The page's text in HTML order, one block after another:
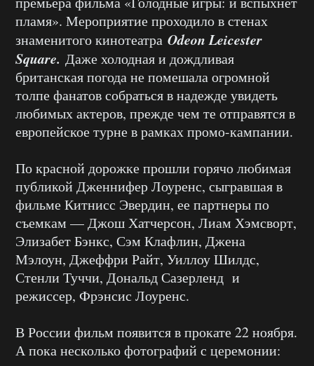
пламя». Мероприятие проходило в стенах
знаменитого кинотеатра Odeon Leicester
Square. Даже холодная и дождливая
британская погода не помешала огромной
толпе фанатов собраться в надежде увидеть
любимых актеров, прежде чем те отправятся в
европейское турне в рамках промо-кампании.
По красной дорожке прошли горячо любимая
публикой Дженнифер Лоуренс, сыгравшая в
фильме Китнисс Эвердин, ее партнеры по
съемкам — Джош Хатчерсон, Лиам Хэмсворт,
Элизабет Бэнкс, Сэм Клафлин, Джена
Мэлоун, Джеффри Райт, Уиллоу Шилдс,
Стенли Туччи, Дональд Сазерленд и
режиссер, Фрэнсис Лоуренс.
В России фильм появится в прокате 22 ноября.
А пока несколько фотографий с церемонии: